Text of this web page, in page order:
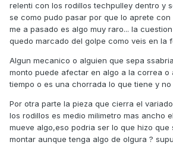
relenti con los rodillos techpulley dentro y
se como pudo pasar por que lo aprete
me a pasado es algo muy raro... la
quedo marcado del golpe como veis en la
Algun mecanico o alguien que sepa
monto puede afectar en algo a la correa o
tiempo o es una chorrada lo que tiene y no
Por otra parte la pieza que cierra el
los rodillos es medio milimetro mas ancho
mueve algo,eso podria ser lo que hizo que
montar aunque tenga algo de olgura ?